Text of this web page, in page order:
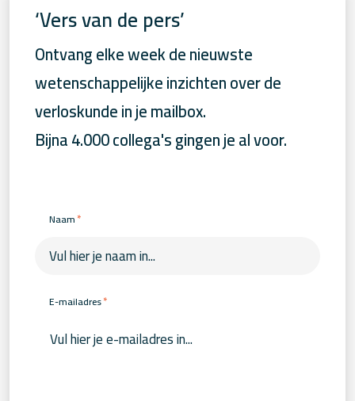
‘Vers van de pers’
Ontvang elke week de nieuwste
wetenschappelijke inzichten over de
verloskunde in je mailbox.
Bijna 4.000 collega's gingen je al voor.
Naam*
E-mailadres*